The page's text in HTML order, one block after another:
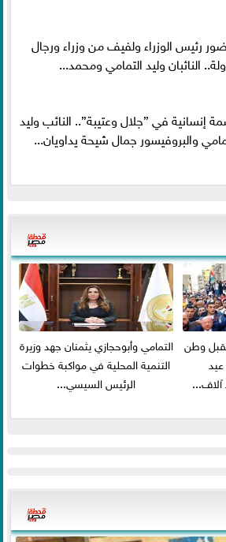
رئيس الوزراء ولفيف من وزراء ورجال
النائبان وليد التمامي ومحمد...
إنسانية في ”جلال وعتيبة”.. النائب وليد
والبروفيسور جمال شيحة يداويان...
وطن التمامي وأبوحجازي يثمنان جهد وزيرة
التنمية المحلية في مواكبة خطوات
الرئيس السيسي...